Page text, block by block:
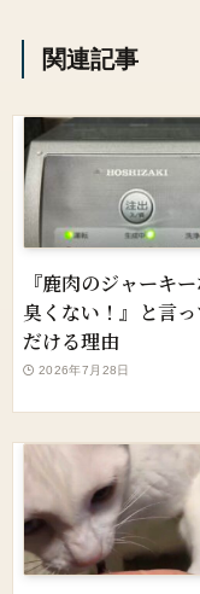
関連記事
『鹿肉のジャーキ
臭くない！』と言
だける理由
2026年7月28日